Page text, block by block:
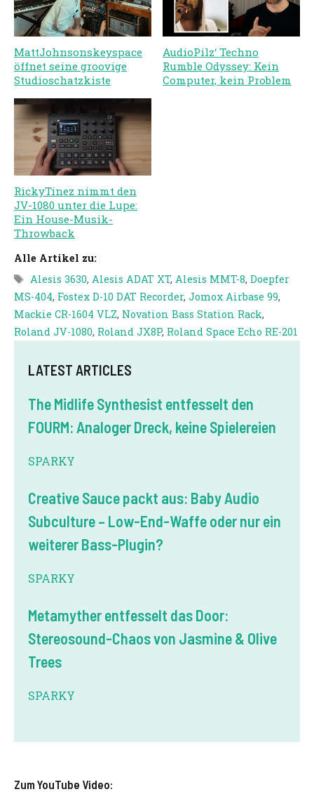
MattJohnsonskeyspace
öffnet seine groovige
Studioschatzkiste
AudioPilz‘ Techno
Rumble Odyssey: Kein
Computer, kein Problem
RickyTinez nimmt den
JV-1080 unter die Lupe:
Ein House-Musik-
Throwback
Alle Artikel zu:
Tags
Alesis 3630,Alesis ADAT XT,Alesis MMT-8,Doepfer
MS-404, Fostex D-10 DAT Recorder, Jomox Airbase 99,
Mackie CR-1604 VLZ, Novation Bass Station Rack,
Roland JV-1080, Roland JX8P, Roland Space Echo RE-201
LATEST ARTICLES
The Midlife Synthesist entfesselt den
FOURM: Analoger Dreck, keine Spielereien
SPARKY
Creative Sauce packt aus: Baby Audio
Subculture – Low-End-Waffe oder nur ein
weiterer Bass-Plugin?
SPARKY
Metamyther entfesselt das Door:
Stereosound-Chaos von Jasmine & Olive
Trees
SPARKY
Zum YouTube Video: